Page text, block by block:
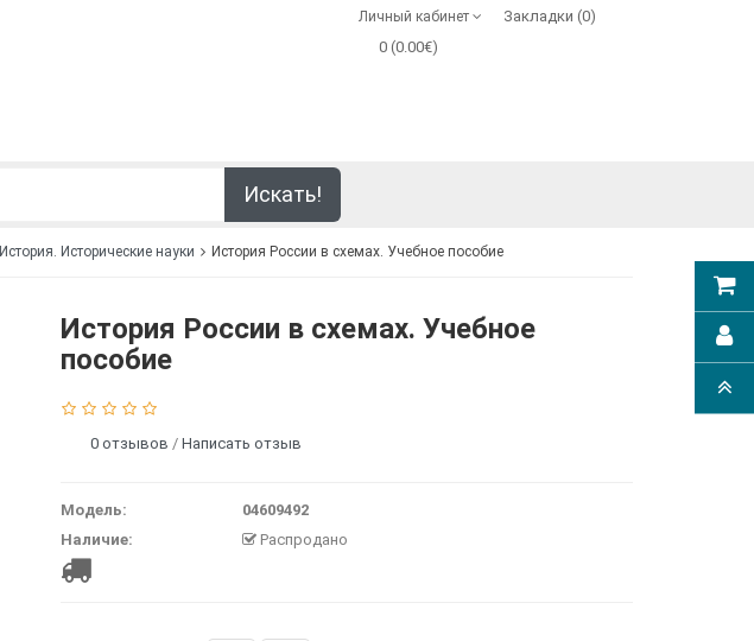
Личный кабинет Закладки (0)
0 (0.00€)
Искать!
История. Исторические науки История России в схемах. Учебное пособие
История России в схемах. Учебное
пособие
0 отзывов /Написать отзыв
Модель:
04609492
Наличие:
Распродано